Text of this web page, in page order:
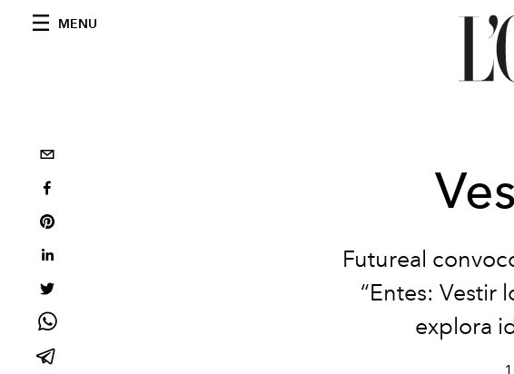
MENU
Futureal
“Entes: Vestir
explora